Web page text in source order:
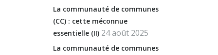
La communauté de communes
(CC) : cette méconnue
essentielle (II) 24 août 2025
La communauté de communes